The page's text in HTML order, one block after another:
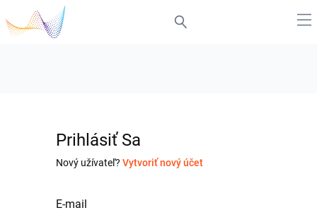
Prihlásiť Sa
Nový užívateľ? Vytvoriť nový účet
E-mail